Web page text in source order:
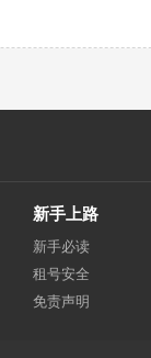
新手上路
新手必读
租号安全
免责声明